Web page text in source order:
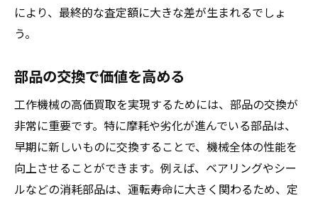
により、最終的な査定額に大きな差が生まれるでしょ
う。
部品の交換で価値を高める
工作機械の高価買取を実現するためには、部品の交換が
非常に重要です。特に摩耗や劣化が進んでいる部品は、
早期に新しいものに交換することで、機械全体の性能を
向上させることができます。例えば、ベアリングやシー
ルなどの消耗部品は、運転寿命に大きく関わるため、定